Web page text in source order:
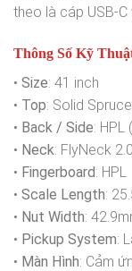
theo là cáp USB-
Thông Số Kỹ
• Size: 41 inch
• Top: Solid Spruce
• Back / Side: HPL
• Neck: FlyNeck
• Fingerboard: HPL
• Scale Length:
• Nut Width:
• Pickup System:
• Màn Hình: Cảm